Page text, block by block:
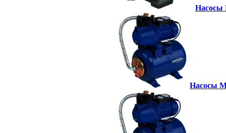
Насосы
Насосы